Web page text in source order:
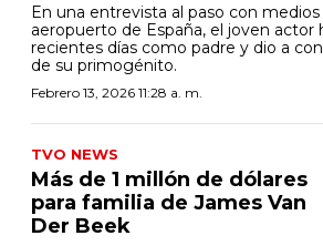
En una entrevista al paso con
aeropuerto de España, el joven actor
recientes días como padre y dio a
de su primogénito.
Febrero 13, 2026 11:28 a. m.
TVO NEWS
Más de 1 millón de dólares
para familia de James Van
Der Beek